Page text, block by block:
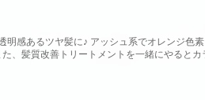
明感あるツヤ髪に♪ アッシュ系でオレンジ色
、髪質改善トリートメントを一緒にやると